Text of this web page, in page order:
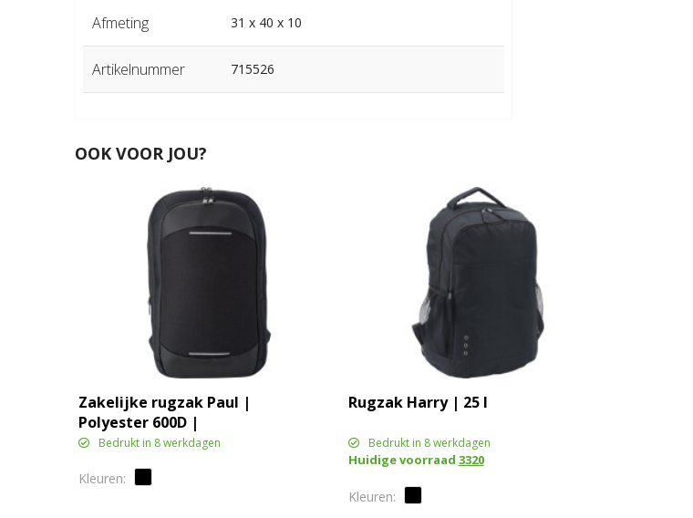
Afmeting 31 x 40 x 10
Artikelnummer 715526
OOK VOOR JOU?
Zakelijke rugzak Paul |
Polyester 600D |
Uitbreidbaar | 22 l
Bedrukt in 8 werkdagen
Rugzak Harry | 25 l
Bedrukt in 8 werkdagen
Huidige voorraad 3320